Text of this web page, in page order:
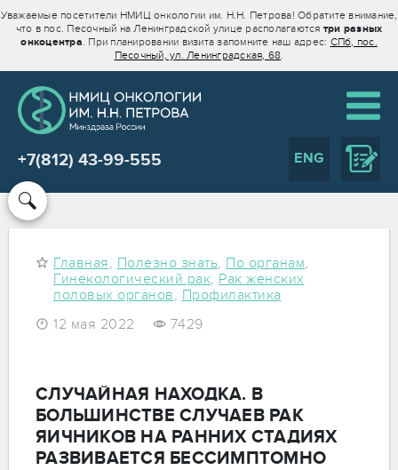
Уважаемые посетители НМИЦ онкологии им. Н.Н. Петрова! Обратите внимание,
что в пос. Песочный на Ленинградской улице располагаются три разных
онкоцентра. При планировании визита запомните наш адрес: СПб, пос.
Песочный, ул. Ленинградская, 68.
+7(812) 43-99-555 ENG
Главная, Полезно знать, По органам,
Гинекологический рак, Рак женских
половых органов, Профилактика
12 мая 2022
7429
СЛУЧАЙНАЯ НАХОДКА. В
БОЛЬШИНСТВЕ СЛУЧАЕВ РАК
ЯИЧНИКОВ НА РАННИХ СТАДИЯХ
РАЗВИВАЕТСЯ БЕССИМПТОМНО